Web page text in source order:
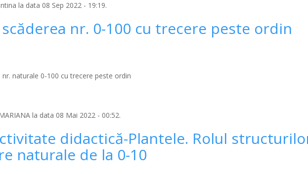
la data 08 Sep 2022 - 19:19.
nr. 0-100 cu trecere peste ordin
naturale 0-100 cu trecere peste ordin
la data 08 Mai 2022 - 00:52.
didactică-Plantele. Rolul
naturale de la 0-10